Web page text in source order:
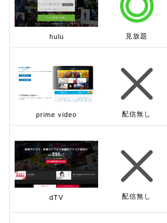
hulu 見放題
prime video 配信無し
dTV 配信無し